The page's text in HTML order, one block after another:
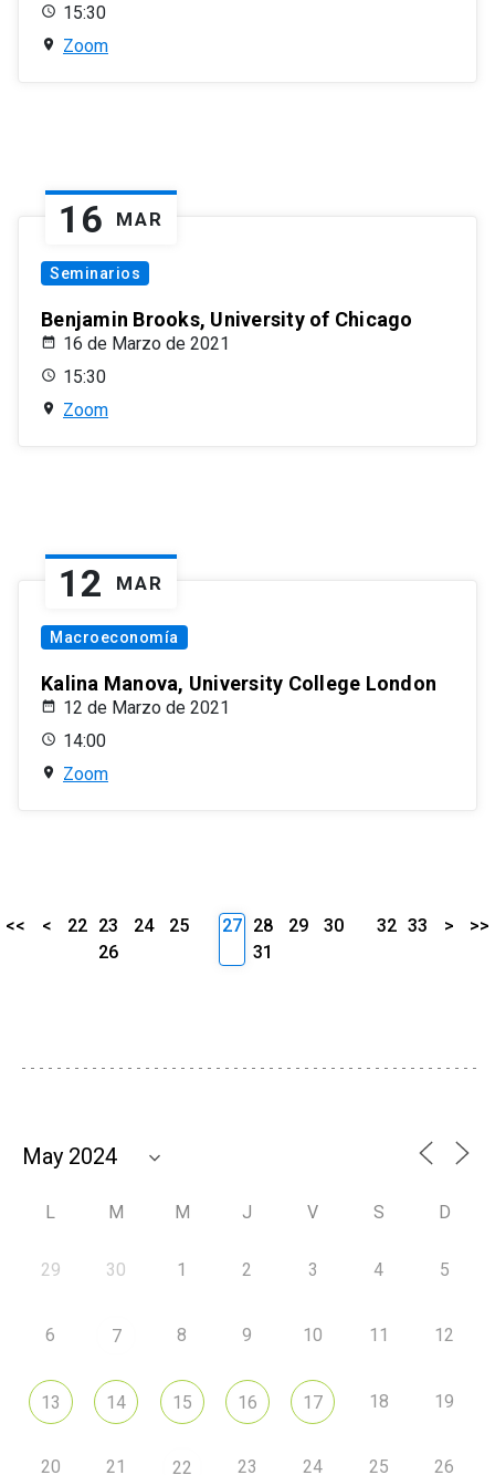
15:30
Zoom
16 MAR
Seminarios
Benjamin Brooks, University of Chicago
16 de Marzo de 2021
15:30
Zoom
12 MAR
Macroeconomía
Kalina Manova, University College London
12 de Marzo de 2021
14:00
Zoom
<< < 22 23 24
25
26
27 28 29
30
31
32 33 > >>
L M M J V S D
29 30 1 2 3 4 5
6 7 8 9 10 11 12
13 14 15 16 17 18 19
20 21 22 23 24 25 26